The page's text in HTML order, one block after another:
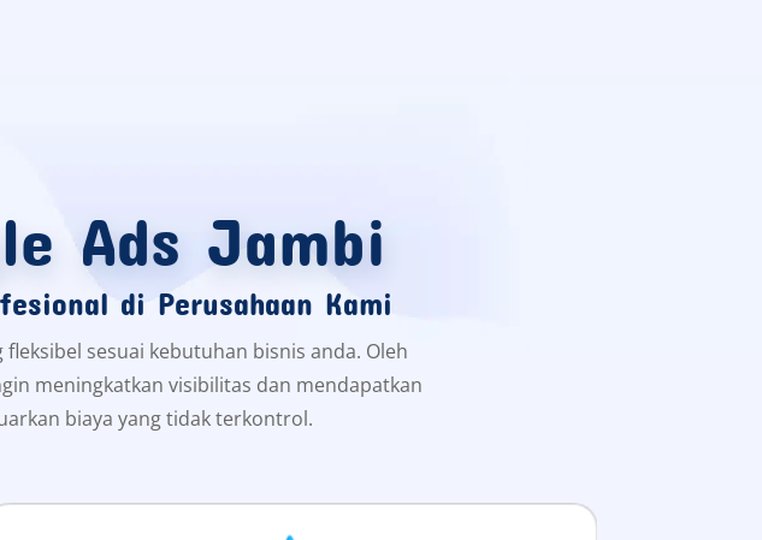
Ads Jambi
di Perusahaan Kami
sesuai kebutuhan bisnis anda. Oleh
meningkatkan visibilitas dan mendapatkan
biaya yang tidak terkontrol.